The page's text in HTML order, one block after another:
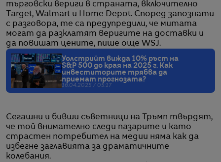
търговски вериги в страната, включително
Target, Walmart и Home Depot. Според запознати
с разговора, те са предупредили, че митата
могат да разклатят веригите на доставки и
да повишат цените, пише още WSJ.
Уолстрийт вижда 10% ръст на
S&P 500 до края на 2025 г. Как
инвеститорите трябва да
приемат прогнозата?
16.04.2025 / 05:17
Сегашни и бивши съветници на Тръмп твърдят,
че той внимателно следи пазарите и като
страстен потребител на медии няма как да
избегне заглавията за драматичните
колебания.